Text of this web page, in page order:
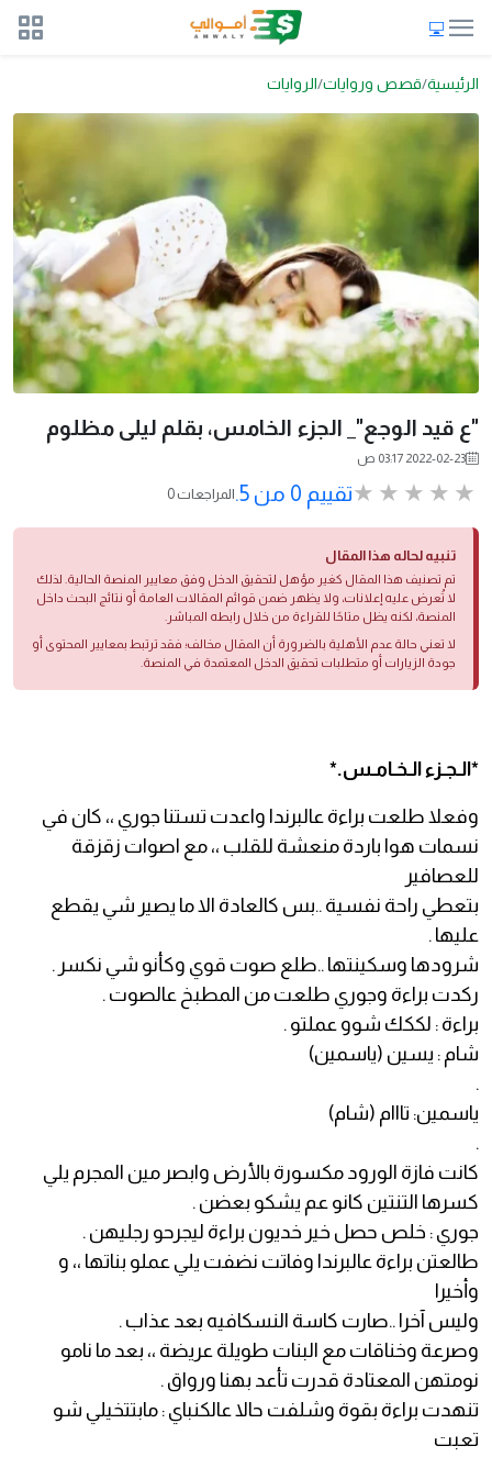
الرئيسية قصص وروايات الروايات
"ع قيد الوجع"_ الجزء الخامس، بقلم ليلى مظلوم
2022-02-23 03:17 ص
تقييم 0 من 5. 0 المراجعات
تنبيه لحاله هذا المقال
تم تصنيف هذا المقال كغير مؤهل لتحقيق الدخل وفق معايير المنصة الحالية. لذلك
لا تُعرض عليه إعلانات، ولا يظهر ضمن قوائم المقالات العامة أو نتائج البحث داخل
المنصة، لكنه يظل متاحًا للقراءة من خلال رابطه المباشر.
لا تعني حالة عدم الأهلية بالضرورة أن المقال مخالف؛ فقد ترتبط بمعايير المحتوى أو
جودة الزيارات أو متطلبات تحقيق الدخل المعتمدة في المنصة.
*الـجـزء الـخـامـس.*
وفعلا طلعت براءة عالبرندا واعدت تستنا جوري ،، كان في
نسمات هوا باردة منعشة للقلب ،، مع اصوات زقزقة
للعصافير
بتعطي راحة نفسية ..بس كالعادة الا ما يصير شي يقطع
عليها .
شرودها وسكينتها ..طلع صوت قوي وكأنو شي نكسر .
ركدت براءة وجوري طلعت من المطبخ عالصوت .
براءة : لككك شوو عملتو .
شام : يسين (ياسمين)
.
ياسمين: تااام (شام)
.
كانت فازة الورود مكسورة بالأرض وابصر مين المجرم يلي
كسرها التنتين كانو عم يشكو بعضن .
جوري : خلص حصل خير خديون براءة ليجرحو رجليهن .
طالعتن براءة عالبرندا وفاتت نضفت يلي عملو بناتها ،، و
وأخيرا
وليس آخرا ..صارت كاسة النسكافيه بعد عذاب .
وصرعة وخناقات مع البنات طويلة عريضة ،، بعد ما نامو
نومتهن المعتادة قدرت تأعد بهنا ورواق .
تنهدت براءة بقوة وشلفت حالا عالكنباي : مابتتخيلي شو
تعبت